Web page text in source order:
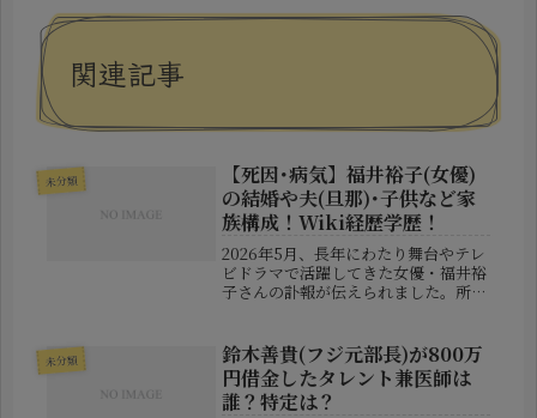
関連記事
未分類
【死因･病気】福井裕子(女優)
の結婚や夫(旦那)･子供など家
族構成！Wiki経歴学歴！
2026年5月、長年にわたり舞台やテレ
ビドラマで活躍してきた女優・福井裕
子さんの訃報が伝えられました。所属
ことが明らかになっています。近年で
はドラマ「女神の教室〜リーガル...
未分類
鈴木善貴(フジ元部長)が800万
円借金したタレント兼医師は
誰？特定は？